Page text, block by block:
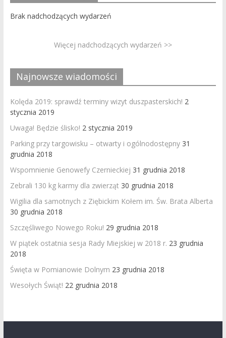
Brak nadchodzących wydarzeń
Więcej nadchodzących wydarzeń >>
Najnowsze wiadomości
Kolęda 2019: sprawdź terminy wizyt duszpasterskich! 2
stycznia 2019
Uwaga! Będzie ślisko! 2 stycznia 2019
Parking przy targowisku – otwarty i ogólnodostępny 31
grudnia 2018
Wspomnienie Genowefy Czernieckiej 31 grudnia 2018
Zebrali 130 kg karmy dla zwierząt 30 grudnia 2018
Wigilia dla samotnych z Ziębickim Kołem im. Św. Brata Alberta
30 grudnia 2018
Szczęśliwego Nowego Roku! 29 grudnia 2018
W piątek ostatnia sesja Rady Miejskiej w 2018 r. 23 grudnia
2018
Święta w Pomianowie Dolnym 23 grudnia 2018
Wesołych Świąt! 22 grudnia 2018